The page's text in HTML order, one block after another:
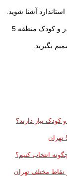
آشنا شوید.
در ادامه، مهم‌ترین معیارهای انتخاب بهترین کارگاه مادر و کودک منطقه 5
بگیرید.
نقاط مختلف تهران